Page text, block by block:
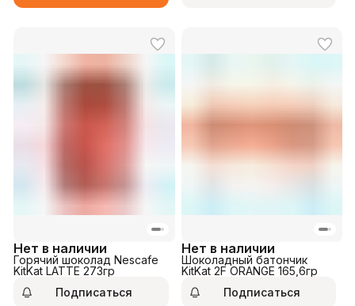
Нет в наличии
Горячий шоколад Nescafe
KitKat LATTE 273гр
Подписаться
Нет в наличии
Шоколадный батончик
KitKat 2F ORANGE 165,6гр
Подписаться